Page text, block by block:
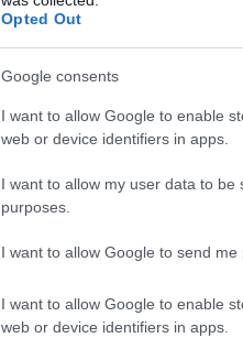
Opted Out
Google consents
I want to allow Google to enable
web or device identifiers in apps.
I want to allow my user data to
purposes.
I want to allow Google to send me
I want to allow Google to enable
web or device identifiers in apps.